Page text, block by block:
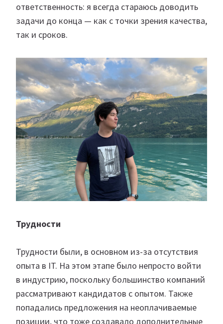
ответственность: я всегда стараюсь доводить
задачи до конца — как с точки зрения качества,
так и сроков.
Трудности
Трудности были, в основном из-за отсутствия
опыта в IT. На этом этапе было непросто войти
в индустрию, поскольку большинство компаний
рассматривают кандидатов с опытом. Также
попадались предложения на неоплачиваемые
позиции, что тоже создавало дополнительные